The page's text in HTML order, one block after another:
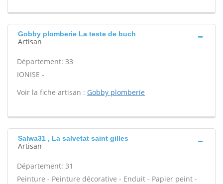
Gobby plomberie La teste de buch
Artisan
Département: 33
IONISE -
Voir la fiche artisan : Gobby plomberie
Salwa31 , La salvetat saint gilles
Artisan
Département: 31
Peinture - Peinture décorative - Enduit - Papier peint -